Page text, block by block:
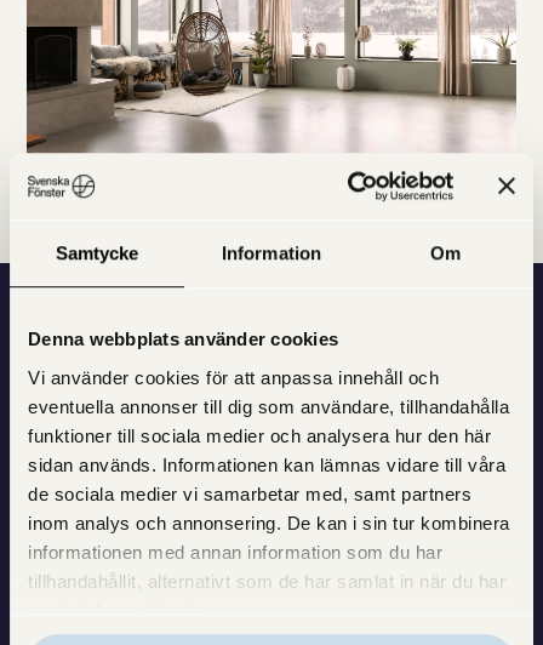
Samtycke Information Om
Denna webbplats använder cookies
Vi använder cookies för att anpassa innehåll och
eventuella annonser till dig som användare, tillhandahålla
funktioner till sociala medier och analysera hur den här
sidan används. Informationen kan lämnas vidare till våra
de sociala medier vi samarbetar med, samt partners
inom analys och annonsering. De kan i sin tur kombinera
informationen med annan information som du har
tillhandahållit, alternativt som de har samlat in när du har
Vi bygger fönster — men
också tillit och förtroende.
Varje dag bidrar vi till att
göra människors vardag
ljusare och vackrare